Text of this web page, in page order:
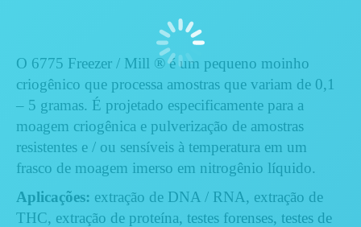
O 6775 Freezer / Mill ® é um pequeno moinho
criogênico que processa amostras que variam de 0,1
– 5 gramas. É projetado especificamente para a
moagem criogênica e pulverização de amostras
resistentes e / ou sensíveis à temperatura em um
frasco de moagem imerso em nitrogênio líquido.
Aplicações: extração de DNA / RNA, extração de
THC, extração de proteína, testes forenses, testes de